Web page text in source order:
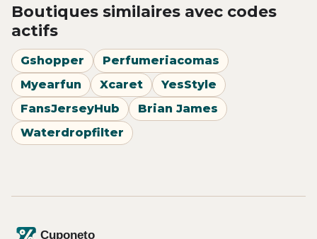
Boutiques similaires avec codes
actifs
Gshopper
Perfumeriacomas
Myearfun
Xcaret
YesStyle
FansJerseyHub
Brian James
Waterdropfilter